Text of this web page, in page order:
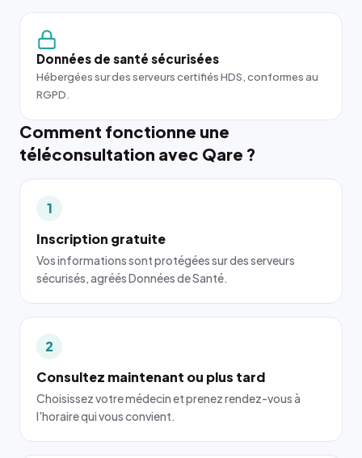
Données de santé sécurisées
Hébergées sur des serveurs certifiés HDS, conformes au
RGPD.
Comment fonctionne une
téléconsultation avec Qare ?
1
Inscription gratuite
Vos informations sont protégées sur des serveurs
sécurisés, agréés Données de Santé.
2
Consultez maintenant ou plus tard
Choisissez votre médecin et prenez rendez-vous à
l'horaire qui vous convient.